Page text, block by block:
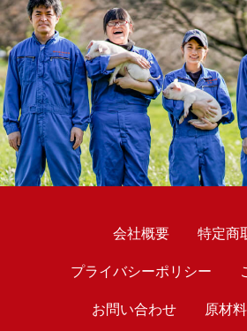
会社概要 特定商
プライバシーポリシー
お問い合わせ 原材